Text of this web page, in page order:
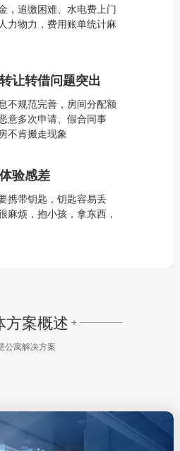
，追缴困难、水电费上门
力物力，费用账单统计麻
让转借问题突出
不规范完善，房间分配额
意多次申请、假合同事
不肯搬走现象
验感差
携带钥匙，钥匙容易丢
麻烦，抱小孩，拿东西，
方案概述 +
公寓解决方案